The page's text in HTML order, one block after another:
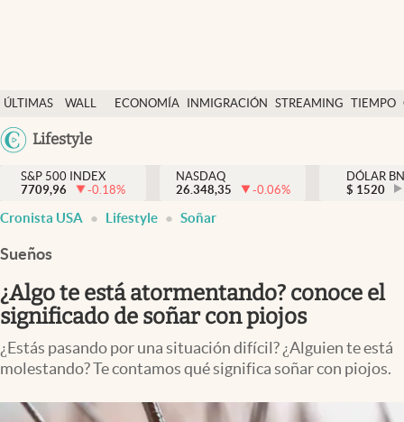
ÚLTIMAS
NOTICIAS
WALL
Y
DÓLAR
ECONOMÍA INMIGRACIÓN STREAMING TIEMPO
México
Lifestyle
Finanzas y economía
Wall Street y dólar
Inmigración
Espiritual
Streaming
Lifestyle
S&P 500 INDEX
7709,96
-0.18%
NASDAQ
26.348,35
-0.06%
DÓLAR
$ 1520
Cronista USA Lifestyle Soñar
Sueños
¿Algo te está atormentando? conoce el
significado de soñar con piojos
¿Estás pasando por una situación difícil? ¿Alguien te está
molestando? Te contamos qué significa soñar con piojos.